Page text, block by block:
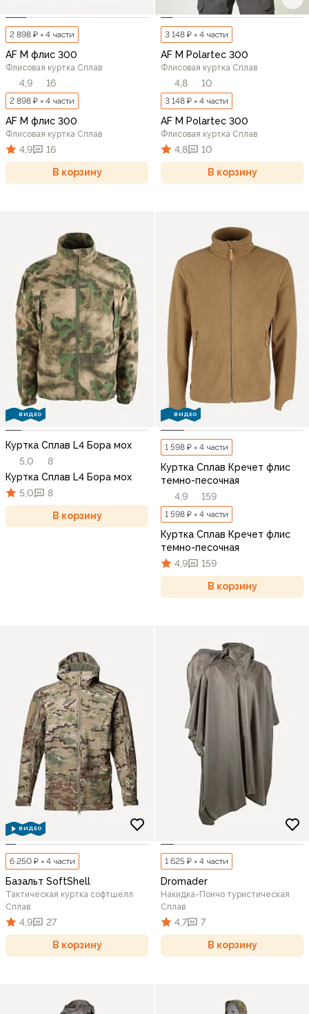
2 898 ₽ × 4 части
AF M флис 300
Флисовая куртка Сплав
4,9 16
2 898 ₽ × 4 части
AF M флис 300
Флисовая куртка Сплав
4,9 16
В корзину
3 148 ₽ × 4 части
AF M Polartec 300
Флисовая куртка Сплав
4,8 10
3 148 ₽ × 4 части
AF M Polartec 300
Флисовая куртка Сплав
4,8 10
В корзину
ВИДЕО
Куртка Сплав L4 Бора мох
5,0
8
Куртка Сплав L4 Бора мох
5,0
8
В корзину
ВИДЕО
1 598 ₽ × 4 части
Куртка Сплав Кречет флис
темно-песочная
4,9
159
1 598 ₽ × 4 части
Куртка Сплав Кречет флис
темно-песочная
4,9
159
В корзину
ВИДЕО
6 250 ₽ × 4 части
Базальт SoftShell
Тактическая куртка софтшелл
Сплав
4,9 27
В корзину
1 625 ₽ × 4 части
Dromader
Накидка-Пончо туристическая
Сплав
4,7 7
В корзину